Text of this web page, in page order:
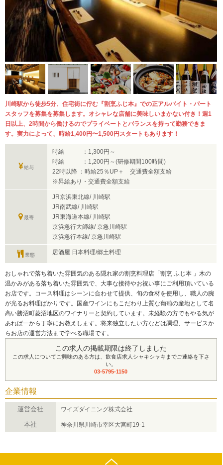
川崎駅から徒歩5分、住宅街に佇む『割烹ふじ本』での正アルバイト・パート
スタッフを募集を募集します。オシャレな店舗に美味しいまかない付き！週1
日以上、2時間から働けるのでプライベートとバランスを持って勤務できま
す。実力によって、時給1,400円〜1,500円スタートもあります！
給与
時給 ：1,300円～
時給 ：1,200円～(研修期間100時間)
22時以降 ：時給25％UP＋ 交通費全額支給
※昇給あり・交通費全額支給
最寄
JR京浜東北線/ 川崎駅
JR南武線/ 川崎駅
JR東海道本線/ 川崎駅
京浜急行大師線/ 京急川崎駅
京浜急行本線/ 京急川崎駅
業態 居酒屋 日本料理/郷土料理
おしゃれで落ち着いた雰囲気のある隠れ家の割烹料理店「割烹 ふじ本 」木の
温かみがある落ち着いた雰囲気で、大事な接待やお祝い事にご利用頂いている
お店です。コース料理はシーンに合わせて提供、旬の食材を使用し、職人の腕
が光るお料理ばかりです。国産ワインにもこだわり上質な葡萄の産地として名
高い勝沼町菱沼地区のワイナリーと契約しています。未経験の方でもやる気が
あれば一から丁寧にお教えします。将来独立したい方などは調理、サービスか
らお店の運営方法まで学べる職場です。
この求人の掲載期限は終了しました
この求人についてご興味のある方は、飲食店求人シャキシャキまでご連絡を下さ
い。
03-5795-1150
企業情報
運営会社 ワイズダイニング株式会社
本社 神奈川県川崎市幸区大宮町19-1